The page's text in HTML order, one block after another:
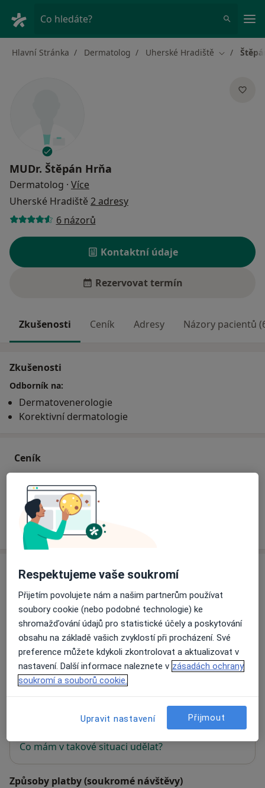
Co hledáte?
Hlavní Stránka Dermatolog Uherské Hradiště Změna
MUDr. Štěpán Hrňa
Dermatolog · Více
Uherské Hradiště 2 adresy
6 názorů
Kontaktní údaje
Rezervovat termín
Zkušenosti Ceník Adresy Názory pacientů
Zkušenosti
Odborník na:
Dermatovenerologie
Korektivní dermatologie
Ceník
Tento specialista ještě nepřidával žádné informace o
Adresy (2)
Adresa 1 Adresa 2
DERMA PRIMA s.r.o.
Na Zápovědi 512, Uherské Hradiště 68601
Na této adrese online kalendář není aktivní
Co mám v takové situaci udělat?
Způsoby platby (soukromé návštěvy)
Respektujeme vaše soukromí
Přijetím povolujete nám a našim partnerům používat
soubory cookie (nebo podobné technologie) ke
shromažďování údajů pro statistické účely a poskytování
obsahu na základě vašich zvyklostí při procházení. Své
preference můžete kdykoli zkontrolovat a aktualizovat v
nastavení. Další informace naleznete v zásadách ochrany
soukromí a souborů cookie.
Upravit nastavení Přijmout